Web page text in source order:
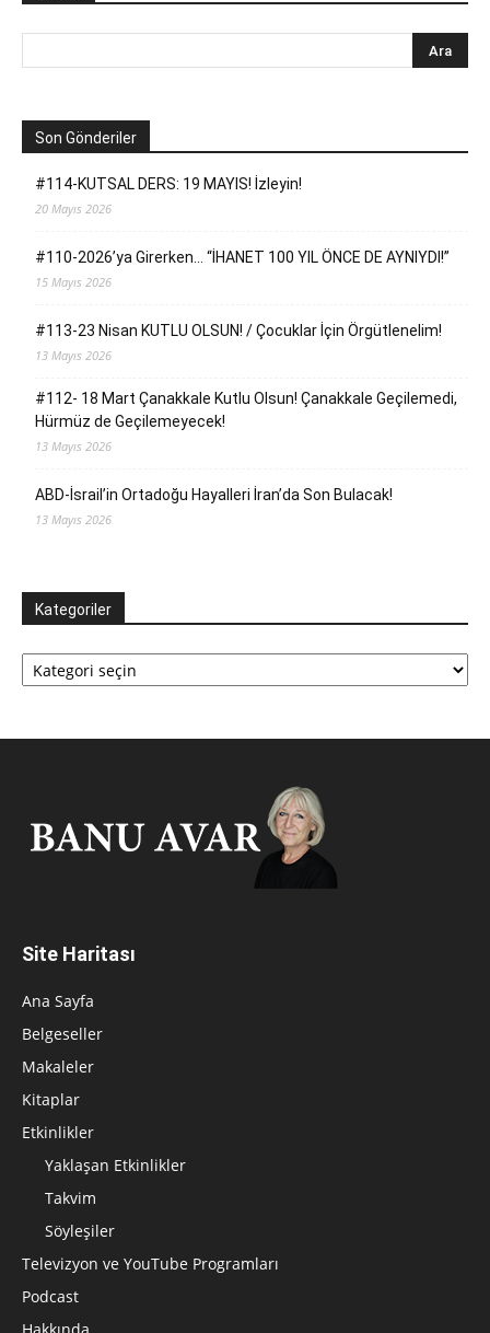
Son Gönderiler
#114-KUTSAL DERS: 19 MAYIS! İzleyin!
20 Mayıs 2026
#110-2026’ya Girerken… “İHANET 100 YIL ÖNCE DE AYNIYDI!”
15 Mayıs 2026
#113-23 Nisan KUTLU OLSUN! / Çocuklar İçin Örgütlenelim!
13 Mayıs 2026
#112- 18 Mart Çanakkale Kutlu Olsun! Çanakkale Geçilemedi,
Hürmüz de Geçilemeyecek!
13 Mayıs 2026
ABD-İsrail’in Ortadoğu Hayalleri İran’da Son Bulacak!
13 Mayıs 2026
Kategoriler
Kategoriler
Site Haritası
Ana Sayfa
Belgeseller
Makaleler
Kitaplar
Etkinlikler
Yaklaşan Etkinlikler
Takvim
Söyleşiler
Televizyon ve YouTube Programları
Podcast